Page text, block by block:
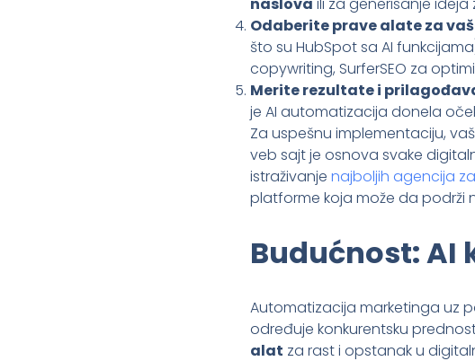
Odaberite prave alate za
što su HubSpot sa AI
copywriting, SurferSEO za
Merite rezultate i
je AI automatizacija donela
Za uspešnu implementaciju,
veb sajt je osnova svake
istraživanje najboljih agencija
platforme koja može da podrži
Budućnost: AI
Automatizacija marketinga uz
određuje konkurentsku
alat za rast i opstanak u